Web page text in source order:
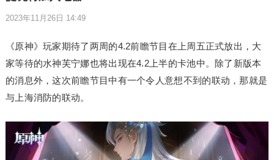
2023年11月26日 14:49
《原神》玩家期待了两周的4.2前瞻节目在上周五正式放出，大
家等待的水神芙宁娜也将出现在4.2上半的卡池中。除了新版本
的消息外，这次前瞻节目中有一个令人意想不到的联动，那就是
与上海消防的联动。